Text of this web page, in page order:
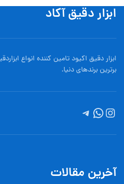
ابزار دقیق آکاد
ابزار دقیق اکیود تامین کننده انواع
برترین برندهای دنیا.
آخرین مقالات